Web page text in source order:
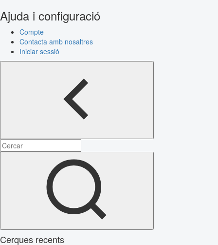
Ajuda i configuració
Compte
Contacta amb nosaltres
Iniciar sessió
Cerques recents